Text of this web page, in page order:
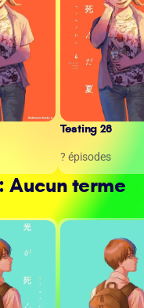
Testing 28
? épisodes
Aucun terme